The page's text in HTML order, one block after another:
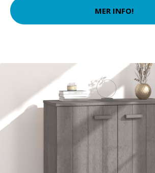
MER INFO!